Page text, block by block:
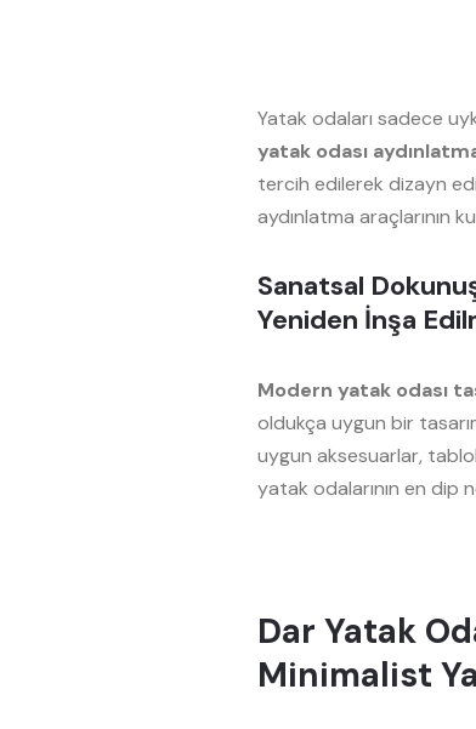
Yatak odaları sadece
yatak odası
tercih edilerek dizayn
aydınlatma araçlarının
Sanatsal
Yeniden İnşa
Modern yatak odası
oldukça uygun bir
uygun aksesuarlar,
yatak odalarının en dip
Dar Yatak
Minimalist